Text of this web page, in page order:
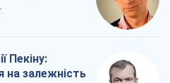
Пекіну:
залежність